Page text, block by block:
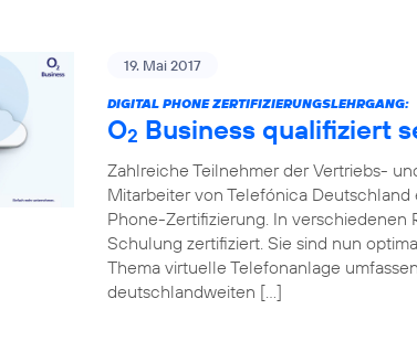
19. Mai 2017
DIGITAL PHONE ZERTIFIZIERUNGSLEHRGANG:
O2 Business qualifiziert
Zahlreiche Teilnehmer der Vertriebs-
Mitarbeiter von Telefónica
Phone-Zertifizierung. In verschiedenen
Schulung zertifiziert. Sie sind nun
Thema virtuelle Telefonanlage
deutschlandweiten […]